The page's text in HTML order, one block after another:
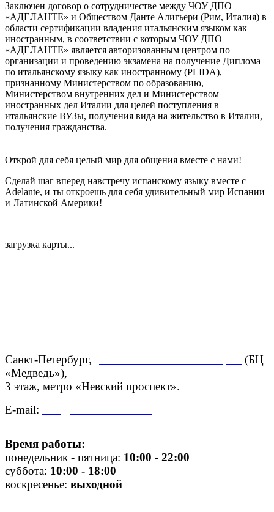
Заключен договор о сотрудничестве между ЧОУ ДПО
«АДЕЛАНТЕ» и Обществом Данте Алигьери (Рим, Италия) в
области сертификации владения итальянским языком как
иностранным, в соответствии с которым ЧОУ ДПО
«АДЕЛАНТЕ» является авторизованным центром по
организации и проведению экзамена на получение Диплома
по итальянскому языку как иностранному (PLIDA),
признанному Министерством по образованию,
Министерством внутренних дел и Министерством
иностранных дел Италии для целей поступления в
итальянские ВУЗы, получения вида на жительство в Италии,
получения гражданства.
Открой для себя целый мир для общения вместе с нами!
Сделай шаг вперед навстречу испанскому языку вместе с
Adelante, и ты откроешь для себя удивительный мир Испании
и Латинской Америки!
загрузка карты...
Санкт-Петербург,
(БЦ
«Медведь»),
3 этаж, метро «Невский проспект».
E-mail:
Время работы:
понедельник - пятница: 10:00 - 22:00
суббота: 10:00 - 18:00
воскресенье: выходной